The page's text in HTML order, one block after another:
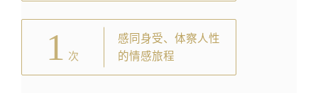
1 次
感同身受、体察人性
的情感旅程